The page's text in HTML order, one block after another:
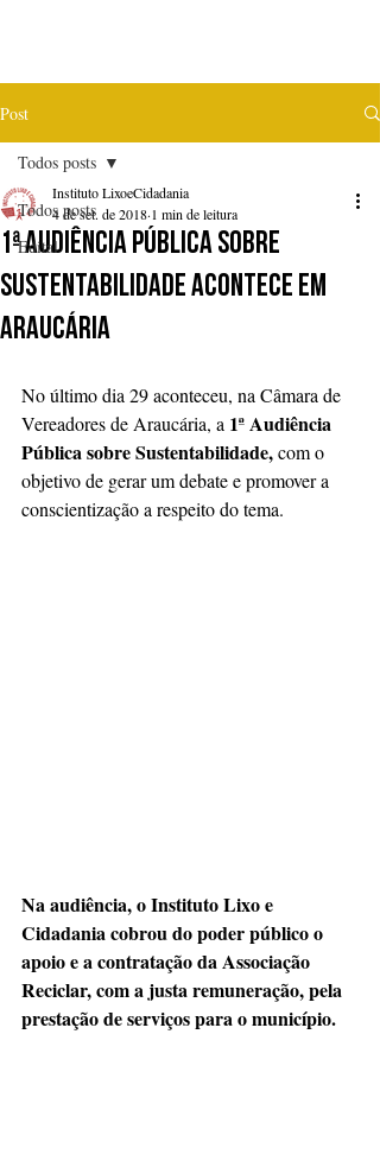
Post
Todos posts
Edital
Todos posts
1ª Audiência Pública sobre
Sustentabilidade acontece em
Araucária
Instituto LixoeCidadania
4 de set. de 2018 1 min de leitura
No último dia 29 aconteceu, na Câmara de
Vereadores de Araucária, a 1ª Audiência
Pública sobre Sustentabilidade, com o
objetivo de gerar um debate e promover a
conscientização a respeito do tema.
Na audiência, o Instituto Lixo e
Cidadania cobrou do poder público o
apoio e a contratação da Associação
Reciclar, com a justa remuneração, pela
prestação de serviços para o município.